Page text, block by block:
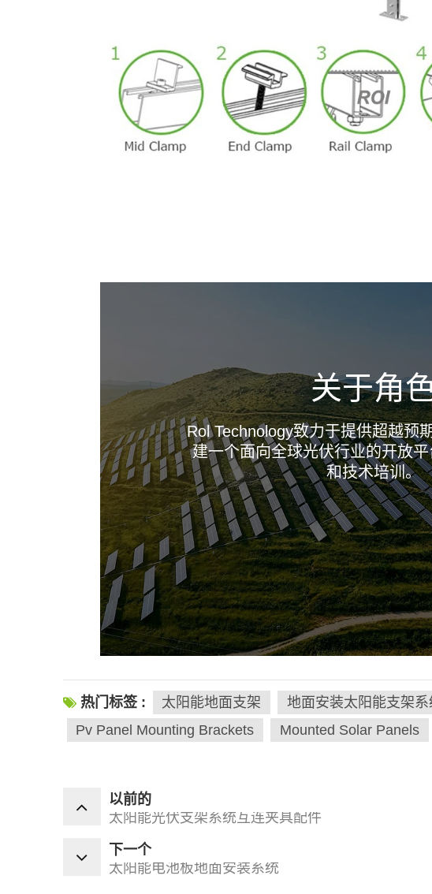
关于角
Rol Technology致力于提供超越预
建一个面向全球光伏行业的开放
和技术培训。
--------------占位--------------
热门标签 : 太阳能地面支架 地面安装太阳能支架系
Pv Panel Mounting Brackets
Mounted Solar Panels
以前的
太阳能光伏支架系统互连夹具配件
下一个
太阳能电池板地面安装系统